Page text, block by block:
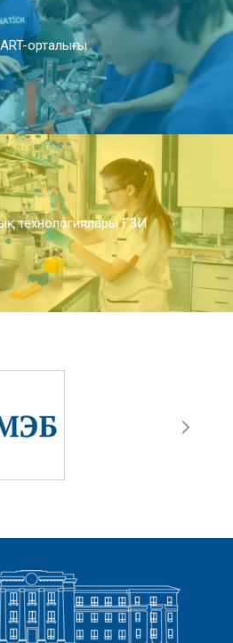
орталығы
технологиялары ҒЗИ